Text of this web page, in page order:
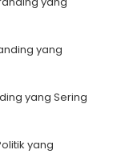
yang
yang Sering
yang